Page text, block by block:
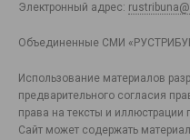
Электронный адрес:
Объединенные СМИ
Использование материалов
предварительного согласия
права на тексты и иллюстрации
Сайт может содержать